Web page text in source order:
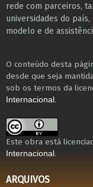
r​e​de com parceiros,
universidades do
modelo e de
O conteúdo desta
desde que seja
sob os termos da
Internacional.
Este obra está
Internacional.
ARQUIVOS